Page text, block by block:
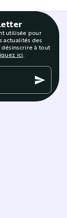
utilisée pour
actualités des
à tout
ici.
send